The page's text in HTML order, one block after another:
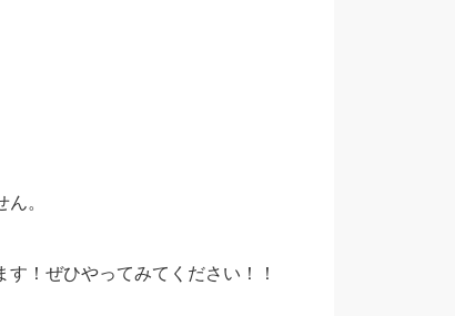
。
！ぜひやってみてください！！